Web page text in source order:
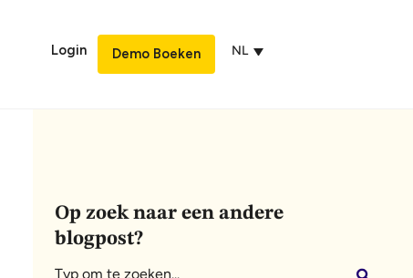
Login Demo Boeken NL
Op zoek naar een andere
blogpost?